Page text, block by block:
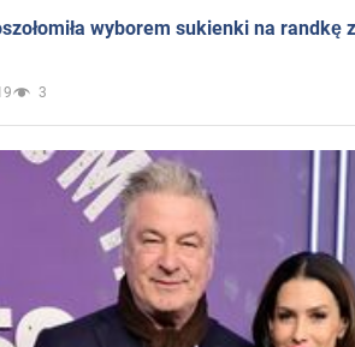
wyborem sukienki na randkę
3